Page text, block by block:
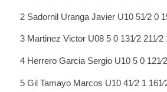
2 Sadornil Uranga Javier U10 51⁄2 0
3 Martinez Victor U08 5 0 131⁄2 211⁄2
4 Herrero Garcia Sergio U10 5 0
5 Gil Tamayo Marcos U10 41⁄2 1